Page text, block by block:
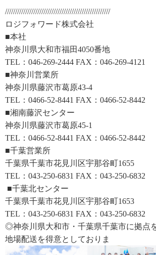
////////////////////////////////////////////////////
ロジフォワード株式会社
■本社
神奈川県大和市福田4050番地
TEL：046-269-2444 FAX：046-269-4121
■神奈川営業所
神奈川県藤沢市葛原43-4
TEL：0466-52-8441 FAX：0466-52-8442
■湘南藤沢センター
神奈川県藤沢市葛原45-1
TEL：0466-52-8441 FAX：0466-52-8442
■千葉営業所
千葉県千葉市花見川区宇那谷町1655
TEL：043-250-6831 FAX：043-250-6832
■千葉北センター
千葉県千葉市花見川区宇那谷町1653
TEL：043-250-6831 FAX：043-250-6832
◎神奈川県大和市・千葉県千葉市に拠点
地場配送を得意としておりま